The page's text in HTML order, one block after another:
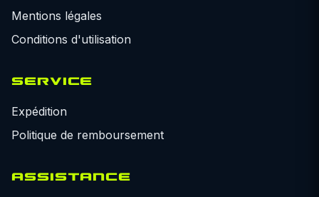
Mentions légales
Conditions d'utilisation
SERVICE
Expédition
Politique de remboursement
ASSISTANCE